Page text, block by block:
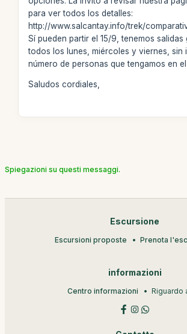
para ver todos los detalles:
http://www.salcantay.info/trek/
Sí pueden partir el 15/9, tenemos salidas
todos los lunes, miércoles y viernes, sin
número de personas que tengamos en
Saludos cordiales,
Spiegazioni su questi messaggi.
Escursione
Escursioni proposte Prenota
informazioni
Centro informazioni Riguardo